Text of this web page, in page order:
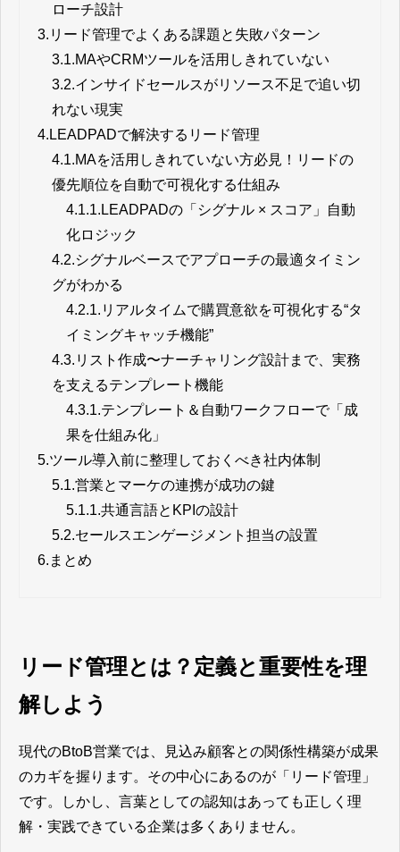
ローチ設計
3. リード管理でよくある課題と失敗パターン
3.1.MAやCRMツールを活用しきれていない
3.2.インサイドセールスがリソース不足で追い切
れない現実
4. LEADPADで解決するリード管理
4.1.MAを活用しきれていない方必見！リードの
優先順位を自動で可視化する仕組み
4.1.1. LEADPADの「シグナル × スコア」自動
化ロジック
4.2.シグナルベースでアプローチの最適タイミン
グがわかる
4.2.1. リアルタイムで購買意欲を可視化する“タ
イミングキャッチ機能”
4.3. リスト作成〜ナーチャリング設計まで、実務
を支えるテンプレート機能
4.3.1.テンプレート＆自動ワークフローで「成
果を仕組み化」
5.ツール導入前に整理しておくべき社内体制
5.1.営業とマーケの連携が成功の鍵
5.1.1.共通言語とKPIの設計
5.2.セールスエンゲージメント担当の設置
6. まとめ
リード管理とは？定義と重要性を理
解しよう
現代のBtoB営業では、見込み顧客との関係性構築が成果
のカギを握ります。その中心にあるのが「リード管理」
です。しかし、言葉としての認知はあっても正しく理
解・実践できている企業は多くありません。